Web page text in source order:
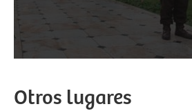
Otros lugares